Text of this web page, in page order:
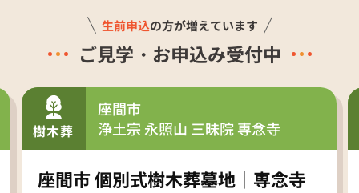
生前申込の方が増えています
ご見学・お申込み受付中
樹木葬
座間市
浄土宗 永照山 三昧院 専念寺
座間市 個別式樹木葬墓地｜専念寺